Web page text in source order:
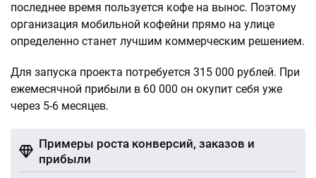
последнее время пользуется кофе на вынос. Поэтому
организация мобильной кофейни прямо на улице
определенно станет лучшим коммерческим решением.
Для запуска проекта потребуется 315 000 рублей. При
ежемесячной прибыли в 60 000 он окупит себя уже
через 5-6 месяцев.
Примеры роста конверсий, заказов и
прибыли